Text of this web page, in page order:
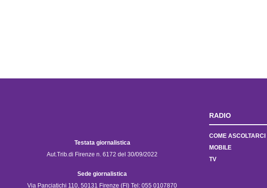
Testata giornalistica
Aut.Trib.di Firenze n. 6172 del 30/09/2022
Sede giornalistica
Via Panciatichi 110, 50131 Firenze (FI) Tel: 055 0107870
RADIO
COME ASCOLTARCI
MOBILE
TV